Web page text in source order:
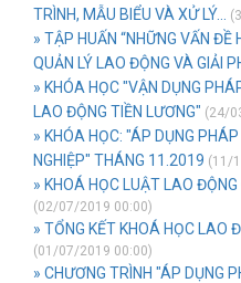
TRÌNH, MẪU BIỂU VÀ XỬ LÝ...
» TẬP HUẤN “NHỮNG VẤN ĐỀ
QUẢN LÝ LAO ĐỘNG VÀ GIẢI
» KHÓA HỌC "VẬN DỤNG
LAO ĐỘNG TIỀN LƯƠNG" (24/
» KHÓA HỌC: "ÁP DỤNG
NGHIỆP" THÁNG 11.2019 (11/
» KHOÁ HỌC LUẬT LAO
(02/07/2019 00:00)
» TỔNG KẾT KHOÁ HỌC LAO
(01/07/2019 00:00)
» CHƯƠNG TRÌNH "ÁP DỤNG